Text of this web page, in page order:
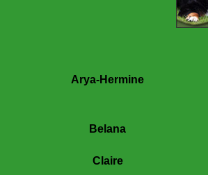
Arya-Hermine
Belana
Claire